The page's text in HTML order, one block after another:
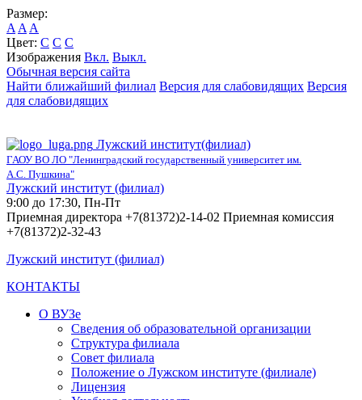
Размер:
A A A
Цвет: C C C
Изображения Вкл. Выкл.
Обычная версия сайта
Найти ближайший филиал Версия для слабовидящих Версия
для слабовидящих
Лужский институт(филиал)
ГАОУ ВО ЛО "Ленинградский государственный университет им.
А.С. Пушкина"
Лужский институт (филиал)
9:00 до 17:30, Пн-Пт
Приемная директора +7(81372)2-14-02 Приемная комиссия
+7(81372)2-32-43
Лужский институт (филиал)
КОНТАКТЫ
О ВУЗе
Сведения об образовательной организации
Структура филиала
Совет филиала
Положение о Лужском институте (филиале)
Лицензия